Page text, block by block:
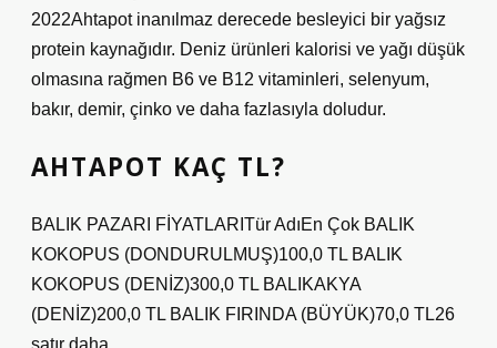
2022Ahtapot inanılmaz derecede besleyici bir yağsız
protein kaynağıdır. Deniz ürünleri kalorisi ve yağı düşük
olmasına rağmen B6 ve B12 vitaminleri, selenyum,
bakır, demir, çinko ve daha fazlasıyla doludur.
AHTAPOT KAÇ TL?
BALIK PAZARI FİYATLARITür AdıEn Çok BALIK
KOKOPUS (DONDURULMUŞ)100,0 TL BALIK
KOKOPUS (DENİZ)300,0 TL BALIKAKYA
(DENİZ)200,0 TL BALIK FIRINDA (BÜYÜK)70,0 TL26
satır daha